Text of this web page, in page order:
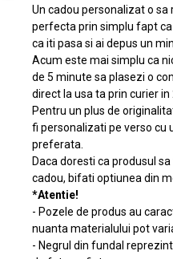
Un cadou personalizat o
perfecta prin simplu fapt
ca iti pasa si ai depus un
Acum este mai simplu ca
de 5 minute sa plasezi o
direct la usa ta prin curier in
Pentru un plus de
fi personalizati pe verso cu
preferata.
Daca doresti ca produsul
cadou, bifati optiunea din
*Atentie!
- Pozele de produs au
nuanta materialului pot
- Negrul din fundal